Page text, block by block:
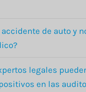
de auto y
legales
en las